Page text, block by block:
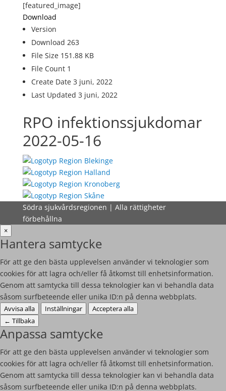
[featured_image]
Download
Version
Download 263
File Size 151.88 KB
File Count 1
Create Date 3 juni, 2022
Last Updated 3 juni, 2022
RPO infektionssjukdomar
2022-05-16
Södra sjukvårdsregionen | Alla rättigheter
förbehållna
×
Hantera samtycke
För att ge den bästa upplevelsen använder vi teknologier som
cookies för att lagra och/eller få åtkomst till enhetsinformation.
Genom att samtycka till dessa teknologier kan vi behandla data
såsom surfbeteende eller unika ID:n på denna webbplats.
Avvisa alla Inställningar
Acceptera alla
← Tillbaka
Anpassa samtycke
För att ge den bästa upplevelsen använder vi teknologier som
cookies för att lagra och/eller få åtkomst till enhetsinformation.
Genom att samtycka till dessa teknologier kan vi behandla data
såsom surfbeteende eller unika ID:n på denna webbplats.